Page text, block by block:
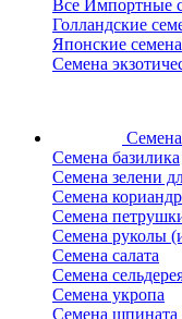
Все Импортные
Голландские
Японские
Семена
Семена базилика
Семена зелени
Семена
Семена
Семена руколы
Семена салата
Семена
Семена укропа
Семена шпината